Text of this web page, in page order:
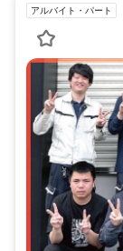
アルバイト・パート